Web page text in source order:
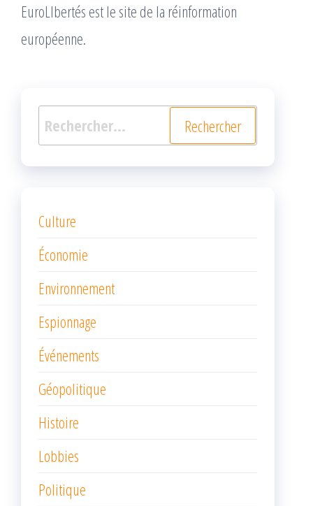
EuroLIbertés est le site de la réinformation
européenne.
Rechercher :
Culture
Économie
Environnement
Espionnage
Événements
Géopolitique
Histoire
Lobbies
Politique